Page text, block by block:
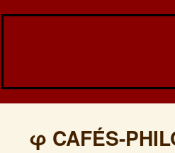
φ CAFÉS-